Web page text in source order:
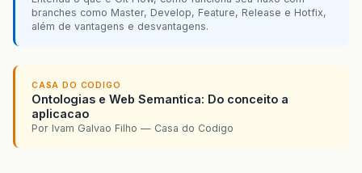
branches como Master, Develop, Feature, Release e Hotfix,
além de vantagens e desvantagens.
CASA DO CODIGO
Ontologias e Web Semantica: Do conceito a
aplicacao
Por Ivam Galvao Filho — Casa do Codigo